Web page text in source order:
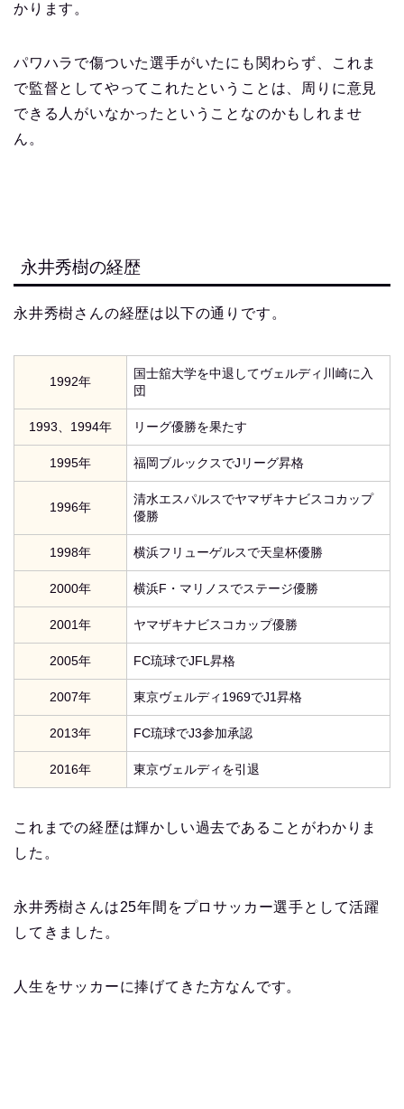
かります。
パワハラで傷ついた選手がいたにも関わらず、これま
で監督としてやってこれたということは、周りに意見
できる人がいなかったということなのかもしれませ
ん。
永井秀樹の経歴
永井秀樹さんの経歴は以下の通りです。
1992年
国士舘大学を中退してヴェルディ川崎に入
団
1993、1994年 リーグ優勝を果たす
1995年 福岡ブルックスでJリーグ昇格
1996年
清水エスパルスでヤマザキナビスコカップ
優勝
1998年 横浜フリューゲルスで天皇杯優勝
2000年 横浜F・マリノスでステージ優勝
2001年 ヤマザキナビスコカップ優勝
2005年 FC琉球でJFL昇格
2007年 東京ヴェルディ1969でJ1昇格
2013年 FC琉球でJ3参加承認
2016年 東京ヴェルディを引退
これまでの経歴は輝かしい過去であることがわかりま
した。
永井秀樹さんは25年間をプロサッカー選手として活躍
してきました。
人生をサッカーに捧げてきた方なんです。